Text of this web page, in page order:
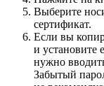
Выберите
сертификат.
Если вы
и установите
нужно
Забытый